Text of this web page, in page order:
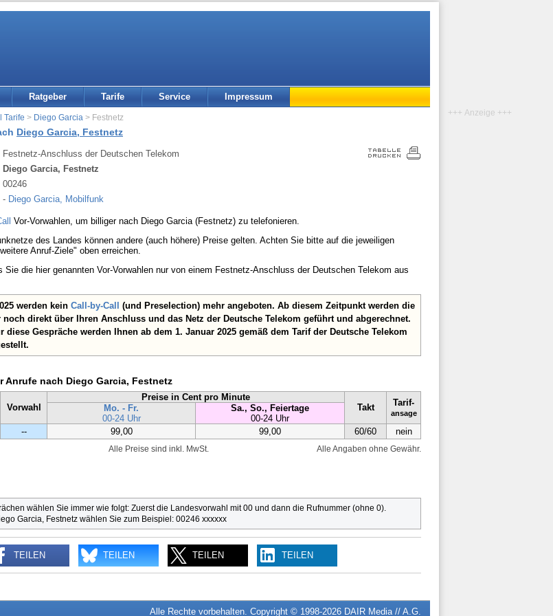
Ratgeber Tarife Service Impressum
Tarife > Diego Garcia > Festnetz
Diego Garcia, Festnetz
Festnetz-Anschluss der Deutschen Telekom
Diego Garcia, Festnetz
00246
- Diego Garcia, Mobilfunk
Vor-Vorwahlen, um billiger nach Diego Garcia (Festnetz) zu telefonieren.
des Landes können andere (auch höhere) Preise gelten. Achten Sie bitte auf die jeweiligen
Anruf-Ziele" oben erreichen.
Sie die hier genannten Vor-Vorwahlen nur von einem Festnetz-Anschluss der Deutschen Telekom aus
werden kein Call-by-Call (und Preselection) mehr angeboten. Ab diesem Zeitpunkt werden die
noch direkt über Ihren Anschluss und das Netz der Deutsche Telekom geführt und abgerechnet.
diese Gespräche werden Ihnen ab dem 1. Januar 2025 gemäß dem Tarif der Deutsche Telekom
Anrufe nach Diego Garcia, Festnetz
Vorwahl
Preise in Cent pro Minute
Takt
Tarif-
ansage
Mo. - Fr.
00-24 Uhr
Sa., So., Feiertage
00-24 Uhr
-- 99,00 99,00 60/60 nein
Alle Angaben ohne Gewähr.
Alle Preise sind inkl. MwSt.
wählen Sie immer wie folgt: Zuerst die Landesvorwahl mit 00 und dann die Rufnummer (ohne 0).
Garcia, Festnetz wählen Sie zum Beispiel: 00246 xxxxxx
TEILEN TEILEN TEILEN TEILEN
+++ Anzeige +++
Alle Rechte vorbehalten. Copyright © 1998-2026 DAIR Media // A.G.